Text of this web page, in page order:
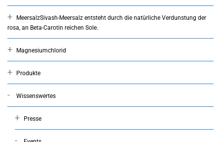
MeersalzSivash-Meersalz entsteht durch die natürliche Verdunstung der
rosa, an Beta-Carotin reichen Sole.
Magnesiumchlorid
Produkte
Wissenswertes
Presse